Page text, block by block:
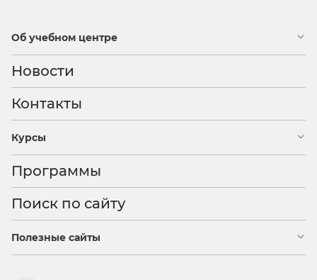
Об учебном центре
Новости
Контакты
Курсы
Программы
Поиск по сайту
Полезные сайты